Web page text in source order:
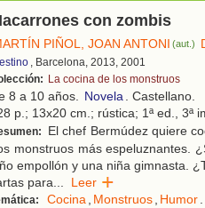
con zombis
PIÑOL, JOAN ANTONI (aut.)
, Barcelona, 2013, 2001
La cocina de los monstruos
8 a 10 años. Novela. Castellano.
p.; 13x20 cm.; rústica; 1ª ed., 3ª
El chef Bermúdez quiere
monstruos más espeluznantes.
empollón y una niña gimnasta.
para... Leer
Cocina, Monstruos, Humor.